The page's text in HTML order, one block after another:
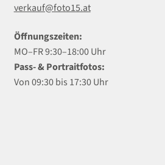
verkauf@foto15.at
Öffnungszeiten:
MO–FR 9:30–18:00 Uhr
Pass- & Portraitfotos:
Von 09:30 bis 17:30 Uhr